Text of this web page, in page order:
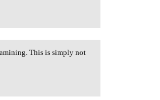
This is simply not